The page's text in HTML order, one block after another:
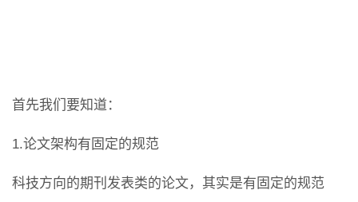
首先我们要知道：
1.论文架构有固定的规范
科技方向的期刊发表类的论文，其实是有固定的规范